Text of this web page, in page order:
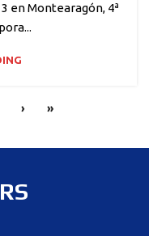
en Montearagón, 4ª
› »